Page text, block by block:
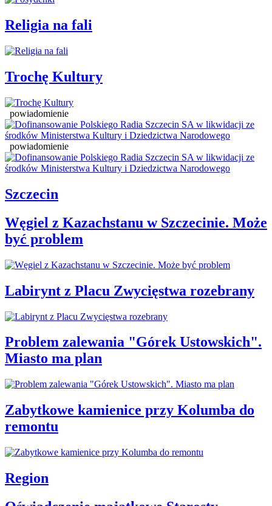
Religia na fali
Trochę Kultury
powiadomienie
powiadomienie
Szczecin
Węgiel z Kazachstanu w Szczecinie. Może
być problem
Labirynt z Placu Zwycięstwa rozebrany
Problem zalewania "Górek Ustowskich".
Miasto ma plan
Zabytkowe kamienice przy Kolumba do
remontu
Region